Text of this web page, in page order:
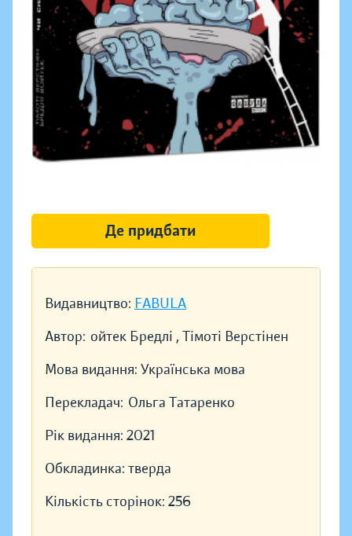
Видавництво: FABULA
Автор: ойтек Бредлі , Тімоті Верстінен
Мова видання: Українська мова
Перекладач: Ольга Татаренко
Рік видання: 2021
Обкладинка: тверда
Кількість сторінок: 256
Де придбати